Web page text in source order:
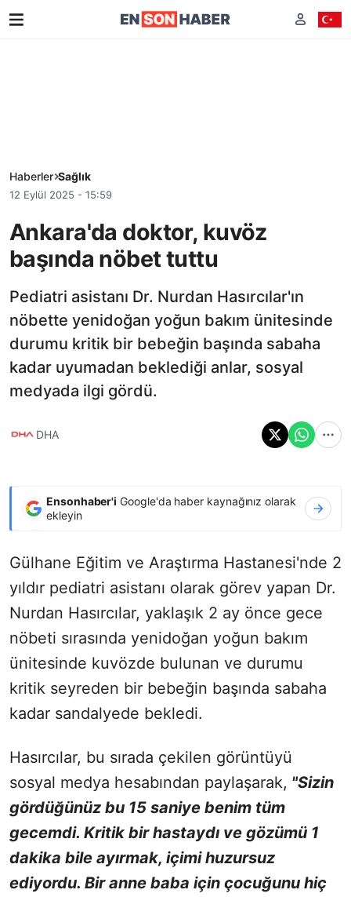
Haberler Sağlık
12 Eylül 2025 - 15:59
Ankara'da doktor, kuvöz
başında nöbet tuttu
Pediatri asistanı Dr. Nurdan Hasırcılar'ın
nöbette yenidoğan yoğun bakım ünitesinde
durumu kritik bir bebeğin başında sabaha
kadar uyumadan beklediği anlar, sosyal
medyada ilgi gördü.
DHA
Ensonhaber'i Google'da haber kaynağınız olarak
ekleyin
Gülhane Eğitim ve Araştırma Hastanesi'nde 2
yıldır pediatri asistanı olarak görev yapan Dr.
Nurdan Hasırcılar, yaklaşık 2 ay önce gece
nöbeti sırasında yenidoğan yoğun bakım
ünitesinde kuvözde bulunan ve durumu
kritik seyreden bir bebeğin başında sabaha
kadar sandalyede bekledi.
Hasırcılar, bu sırada çekilen görüntüyü
sosyal medya hesabından paylaşarak, "Sizin
gördüğünüz bu 15 saniye benim tüm
gecemdi. Kritik bir hastaydı ve gözümü 1
dakika bile ayırmak, içimi huzursuz
ediyordu. Bir anne baba için çocuğunu hiç